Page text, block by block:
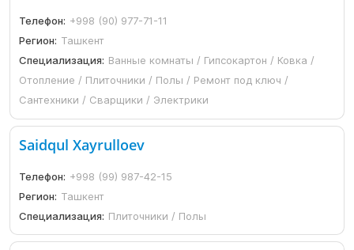
Телефон: +998 (90) 977-71-11
Регион: Ташкент
Специализация: Ванные комнаты / Гипсокартон / Ковка /
Отопление / Плиточники / Полы / Ремонт под ключ /
Сантехники / Сварщики / Электрики
Saidqul Xayrulloev
Телефон: +998 (99) 987-42-15
Регион: Ташкент
Специализация: Плиточники / Полы